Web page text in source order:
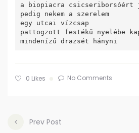
a biopiacra csicseriborsóért
pedig nekem a szerelem
egy utcai vízcsap
pattogzott festékű nyelébe
0 Likes No Comments
Prev Post